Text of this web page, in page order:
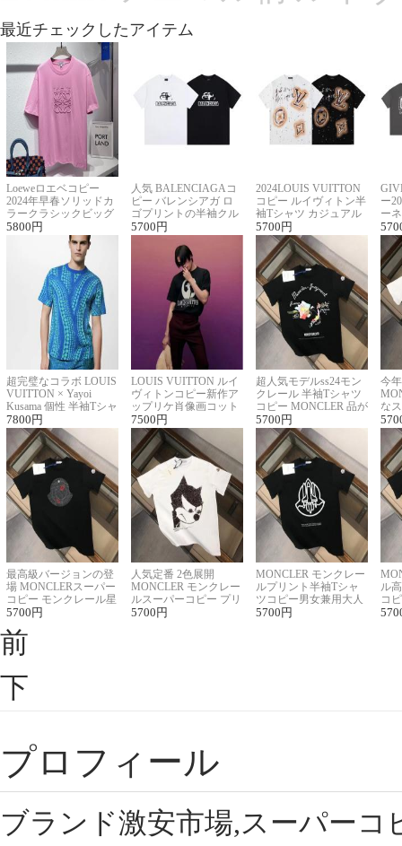
最近チェックしたアイテム
Loeweロエベコピー
2024年早春ソリッドカ
ラークラシックビッグ
ロゴ刺繍Tシャツ
5800 円
人気 BALENCIAGAコ
ピー バレンシアガ ロ
ゴプリントの半袖クル
ーネックTシャツ
5700 円
2024LOUIS VUITTON
コピー ルイヴィトン半
袖Tシャツ カジュアル
に馴染む 2色展開
5700 円
ー
ー
ー
超完璧なコラボ LOUIS
VUITTON × Yayoi
Kusama 個性 半袖Tシャ
ツコピー男女兼用
7800 円
LOUIS VUITTON ルイ
ヴィトンコピー新作ア
ップリケ肖像画コット
ンニット半袖Tシャツ
7500 円
超人気モデルss24モン
クレール 半袖Tシャツ
コピー MONCLER 品が
良く見た目
5700 円
今
な
ル
最高級バージョンの登
場 MONCLERスーパー
コピー モンクレール星
座半袖Tシャツ
5700 円
人気定番 2色展開
MONCLER モンクレー
ルスーパーコピー プリ
ント半袖Tシャツ
5700 円
MONCLER モンクレー
ルプリント半袖Tシャ
ツコピー男女兼用大人
可愛い春夏コーデ
5700 円
ル
コ
ィ
前
下
プロフィール
ブランド激安市場,スーパー